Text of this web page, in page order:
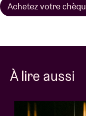
Achetez votre
À lire aussi